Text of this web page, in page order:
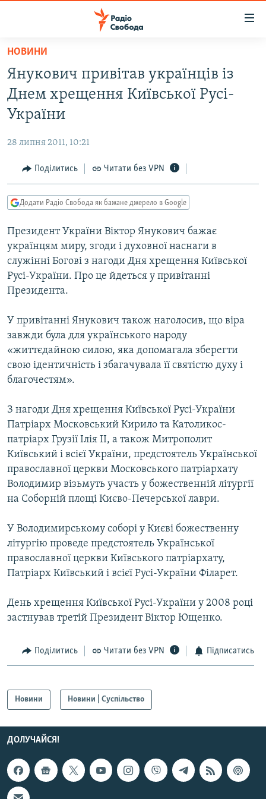
Перейти
основного
матеріалу
Перейти
до
основної
Перейти
до
пошуку
ВСЕ ЗА ДОБУ
СТАТТІ
СУСПІЛЬСТВО
УКРАЇНА
СВІТ
РОСІЙСЬКА «ФІЛЬТРАЦІЯ»
ДОНБАС.РЕАЛІЇ
ТИ ЯК?
СХЕМИ
КИТАЙ.ВИКЛИКИ
МУЛЬТИМЕДІА
ФОТО
СПЕЦПРОЄКТИ
ПОДКАСТИ
КРИМ РЕАЛІЇ
УКР
КТАТ
Усі сайти RFE/RL
НОВИНИ
Янукович привітав українців із
Днем хрещення Київської Русі-
України
28 липня 2011, 10:21
Поділитись Читати без VPN
Додати Радіо Свобода як бажане джерело в Google
Президент України Віктор Янукович бажає
українцям миру, згоди і духовної наснаги в
служінні Богові з нагоди Дня хрещення Київської
Русі-України. Про це йдеться у привітанні
Президента.
У привітанні Янукович також наголосив, що віра
завжди була для українського народу
«життєдайною силою, яка допомагала зберегти
свою ідентичність і збагачувала її святістю духу і
благочестям».
З нагоди Дня хрещення Київської Русі-України
Патріарх Московський Кирило та Католикос-
патріарх Грузії Ілія ІІ, а також Митрополит
Київський і всієї України, предстоятель Української
православної церкви Московського патріархату
Володимир візьмуть участь у божественній літургії
на Соборній площі Києво-Печерської лаври.
У Володимирському соборі у Києві божественну
літургію проведе предстоятель Української
православної церкви Київського патріархату,
Патріарх Київський і всієї Русі-України Філарет.
День хрещення Київської Русі-України у 2008 році
застнував третій Президент Віктор Ющенко.
Поділитись Читати без VPN Підписатись
Новини Новини | Суспільство
ДОЛУЧАЙСЯ!